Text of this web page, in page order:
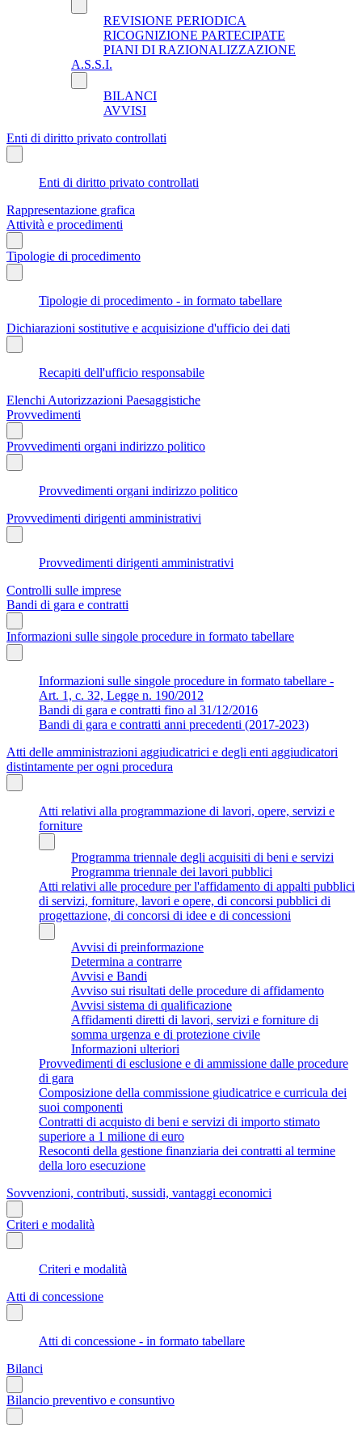
REVISIONE PERIODICA
RICOGNIZIONE PARTECIPATE
PIANI DI RAZIONALIZZAZIONE
A.S.S.I.
BILANCI
AVVISI
Enti di diritto privato controllati
Enti di diritto privato controllati
Rappresentazione grafica
Attività e procedimenti
Tipologie di procedimento
Tipologie di procedimento - in formato tabellare
Dichiarazioni sostitutive e acquisizione d'ufficio dei dati
Recapiti dell'ufficio responsabile
Elenchi Autorizzazioni Paesaggistiche
Provvedimenti
Provvedimenti organi indirizzo politico
Provvedimenti organi indirizzo politico
Provvedimenti dirigenti amministrativi
Provvedimenti dirigenti amministrativi
Controlli sulle imprese
Bandi di gara e contratti
Informazioni sulle singole procedure in formato tabellare
Informazioni sulle singole procedure in formato tabellare -
Art. 1, c. 32, Legge n. 190/2012
Bandi di gara e contratti fino al 31/12/2016
Bandi di gara e contratti anni precedenti (2017-2023)
Atti delle amministrazioni aggiudicatrici e degli enti aggiudicatori
distintamente per ogni procedura
Atti relativi alla programmazione di lavori, opere, servizi e
forniture
Programma triennale degli acquisiti di beni e servizi
Programma triennale dei lavori pubblici
Atti relativi alle procedure per l'affidamento di appalti pubblici
di servizi, forniture, lavori e opere, di concorsi pubblici di
progettazione, di concorsi di idee e di concessioni
Avvisi di preinformazione
Determina a contrarre
Avvisi e Bandi
Avviso sui risultati delle procedure di affidamento
Avvisi sistema di qualificazione
Affidamenti diretti di lavori, servizi e forniture di
somma urgenza e di protezione civile
Informazioni ulteriori
Provvedimenti di esclusione e di ammissione dalle procedure
di gara
Composizione della commissione giudicatrice e curricula dei
suoi componenti
Contratti di acquisto di beni e servizi di importo stimato
superiore a 1 milione di euro
Resoconti della gestione finanziaria dei contratti al termine
della loro esecuzione
Sovvenzioni, contributi, sussidi, vantaggi economici
Criteri e modalità
Criteri e modalità
Atti di concessione
Atti di concessione - in formato tabellare
Bilanci
Bilancio preventivo e consuntivo